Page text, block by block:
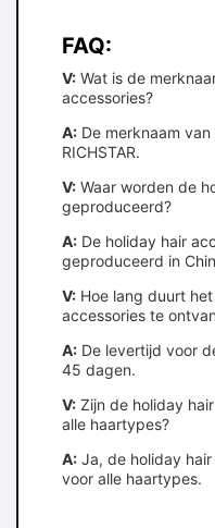
FAQ:
V: Wat is de
accessories?
A: De merknaam
RICHSTAR.
V: Waar worden de
geproduceerd?
A: De holiday hair
geproduceerd in
V: Hoe lang duurt
accessories te
A: De levertijd voor
45 dagen.
V: Zijn de holiday
alle haartypes?
A: Ja, de holiday
voor alle haartypes.